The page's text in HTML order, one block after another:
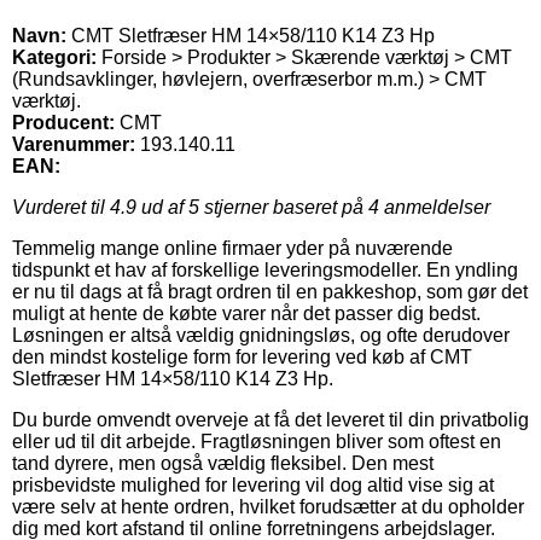
Navn: CMT Sletfræser HM 14×58/110 K14 Z3 Hp
Kategori: Forside > Produkter > Skærende værktøj > CMT
(Rundsavklinger, høvlejern, overfræserbor m.m.) > CMT
værktøj.
Producent: CMT
Varenummer: 193.140.11
EAN:
Vurderet til 4.9 ud af 5 stjerner baseret på 4 anmeldelser
Temmelig mange online firmaer yder på nuværende
tidspunkt et hav af forskellige leveringsmodeller. En yndling
er nu til dags at få bragt ordren til en pakkeshop, som gør det
muligt at hente de købte varer når det passer dig bedst.
Løsningen er altså vældig gnidningsløs, og ofte derudover
den mindst kostelige form for levering ved køb af CMT
Sletfræser HM 14×58/110 K14 Z3 Hp.
Du burde omvendt overveje at få det leveret til din privatbolig
eller ud til dit arbejde. Fragtløsningen bliver som oftest en
tand dyrere, men også vældig fleksibel. Den mest
prisbevidste mulighed for levering vil dog altid vise sig at
være selv at hente ordren, hvilket forudsætter at du opholder
dig med kort afstand til online forretningens arbejdslager.